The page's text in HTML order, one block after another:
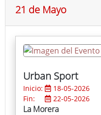
21 de Mayo
Urban Sport
Inicio:
18-05-2026
Fin:
22-05-2026
La Morera